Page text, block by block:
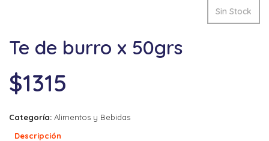
Sin Stock
Te de burro x 50grs
$1315
Categoría: Alimentos y Bebidas
Descripción